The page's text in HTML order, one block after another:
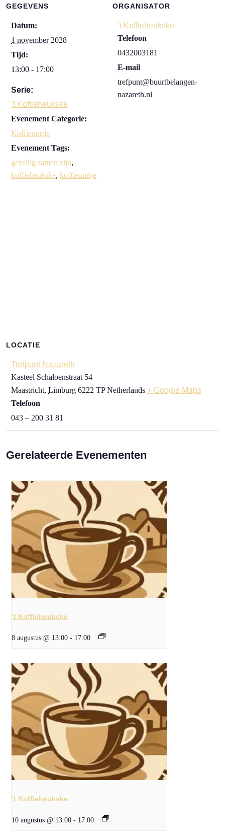
GEGEVENS
Datum:
1 november 2028
Tijd:
13:00 - 17:00
Serie:
’t Koffieheukske
Evenement Categorie:
Koffieuurtje
Evenement Tags:
gezellig samen zijn,
koffieheukske, koffieuurtje
ORGANISATOR
’t Koffieheukske
Telefoon
0432003181
E-mail
trefpunt@buurtbelangen-
nazareth.nl
LOCATIE
Trefpunt Nazareth
Kasteel Schaloenstraat 54
Maastricht, Limburg 6222 TP Netherlands + Google Maps
Telefoon
043 – 200 31 81
Gerelateerde Evenementen
’t Koffieheukske
8 augustus @ 13:00 - 17:00
’t Koffieheukske
10 augustus @ 13:00 - 17:00